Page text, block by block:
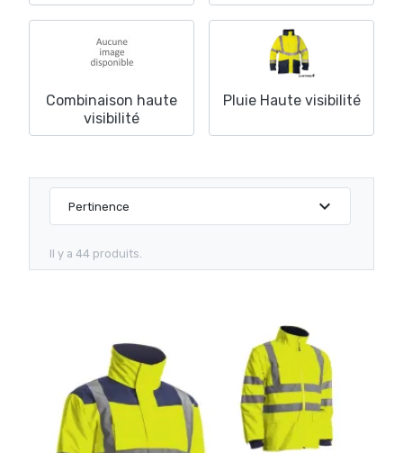
Combinaison haute
visibilité
Pluie Haute visibilité
Il y a 44 produits.
Pertinence expand_more